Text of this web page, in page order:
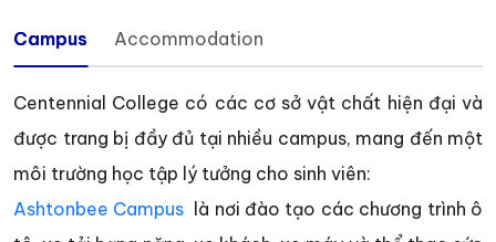
Campus Accommodation
Centennial College có các cơ sở vật chất hiện đại và
được trang bị đầy đủ tại nhiều campus, mang đến một
môi trường học tập lý tưởng cho sinh viên:
Ashtonbee Campus là nơi đào tạo các chương trình ô